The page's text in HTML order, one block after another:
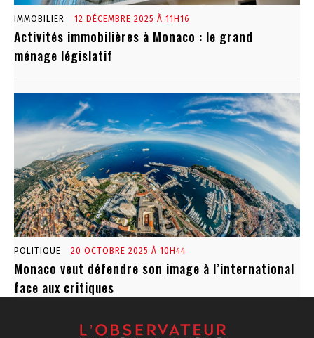
IMMOBILIER 12 DÉCEMBRE 2025 À 11H16
Activités immobilières à Monaco : le grand
ménage législatif
POLITIQUE 20 OCTOBRE 2025 À 10H44
Monaco veut défendre son image à l’international
face aux critiques